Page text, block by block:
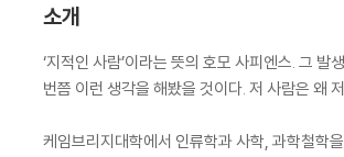
소개
‘지적인 사람’이라는 뜻의 호모 사피엔스. 그
번쯤 이런 생각을 해봤을 것이다. 저 사람은 왜
케임브리지대학에서 인류학과 사학, 과학철학